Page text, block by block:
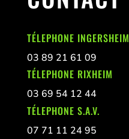
TÉLEPHONE INGERSHEIM
03 89 21 61 09
TÉLEPHONE RIXHEIM
03 69 54 12 44
TÉLEPHONE S.A.V.
07 71 11 24 95